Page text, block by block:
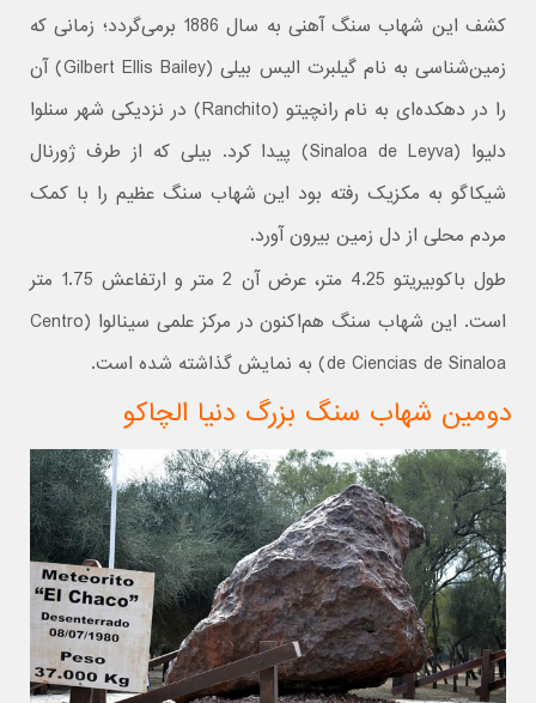
کشف این شهاب سنگ آهنی به سال 1886 برمی‌گردد؛ زمانی که
زمین‌شناسی به نام گیلبرت الیس بیلی (Gilbert Ellis Bailey) آن
را در دهکده‌ای به نام رانچیتو (Ranchito) در نزدیکی شهر سنلوا
دلیوا (Sinaloa de Leyva) پیدا کرد. بیلی که از طرف ژورنال
شیکاگو به مکزیک رفته بود این شهاب سنگ عظیم را با کمک
مردم محلی از دل زمین بیرون آورد.
طول باکوبیریتو 4.25 متر، عرض آن 2 متر و ارتفاعش 1.75 متر
است. این شهاب سنگ هم‌اکنون در مرکز علمی سینالوا (Centro
de Ciencias de Sinaloa) به نمایش گذاشته شده است.
دومین شهاب سنگ بزرگ دنیا الچاکو